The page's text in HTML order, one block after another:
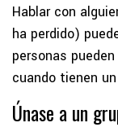
Hablar con
ha perdido)
personas
cuando tienen
Únase a un